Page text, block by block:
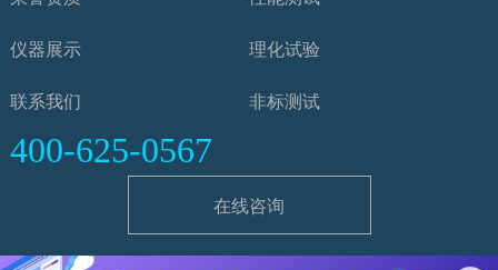
仪器展示
联系我们
理化试验
非标测试
400-625-0567
在线咨询